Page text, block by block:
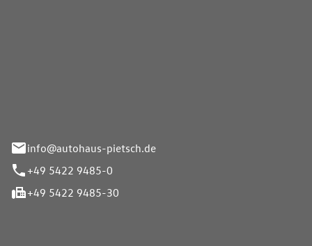
info@autohaus-pietsch.de
+49 5422 9485-0
+49 5422 9485-30